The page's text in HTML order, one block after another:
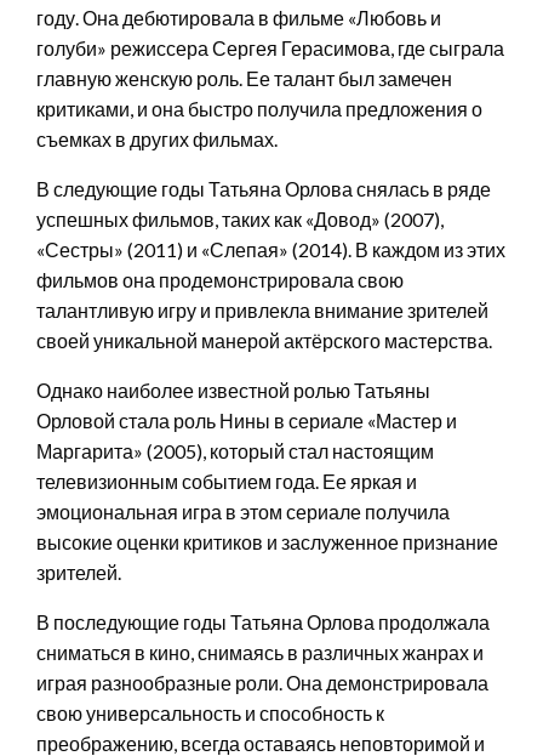
году. Она дебютировала в фильме «Любовь и
голуби» режиссера Сергея Герасимова, где сыграла
главную женскую роль. Ее талант был замечен
критиками, и она быстро получила предложения о
съемках в других фильмах.
В следующие годы Татьяна Орлова снялась в ряде
успешных фильмов, таких как «Довод» (2007),
«Сестры» (2011) и «Слепая» (2014). В каждом из этих
фильмов она продемонстрировала свою
талантливую игру и привлекла внимание зрителей
своей уникальной манерой актёрского мастерства.
Однако наиболее известной ролью Татьяны
Орловой стала роль Нины в сериале «Мастер и
Маргарита» (2005), который стал настоящим
телевизионным событием года. Ее яркая и
эмоциональная игра в этом сериале получила
высокие оценки критиков и заслуженное признание
зрителей.
В последующие годы Татьяна Орлова продолжала
сниматься в кино, снимаясь в различных жанрах и
играя разнообразные роли. Она демонстрировала
свою универсальность и способность к
преображению, всегда оставаясь неповторимой и